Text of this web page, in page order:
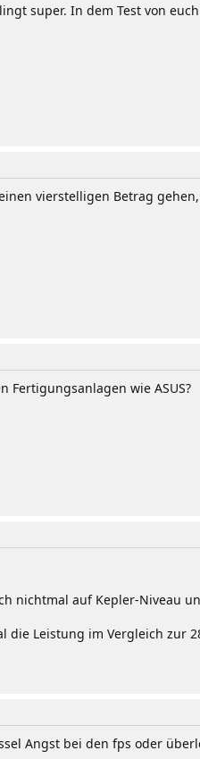
super. In dem Test von
vierstelligen Betrag
Fertigungsanlagen wie ASUS?
nichtmal auf Kepler-Niveau
Leistung im Vergleich zur
Angst bei den fps oder